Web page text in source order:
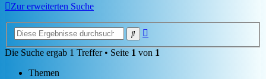
Zur erweiterten Suche
Suche
Die Suche ergab 1 Treffer • Seite 1 von 1
Themen